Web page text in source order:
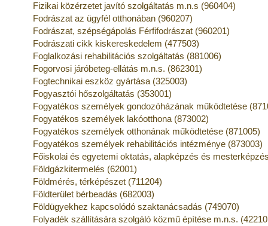
Fizikai közérzetet javító szolgáltatás m.n.s (960404)
Fodrászat az ügyfél otthonában (960207)
Fodrászat, szépségápolás Férfifodrászat (960201)
Fodrászati cikk kiskereskedelem (477503)
Foglalkozási rehabilitációs szolgáltatás (881006)
Fogorvosi járóbeteg-ellátás m.n.s. (862301)
Fogtechnikai eszköz gyártása (325003)
Fogyasztói hőszolgáltatás (353001)
Fogyatékos személyek gondozóházának működtetése
Fogyatékos személyek lakóotthona (873002)
Fogyatékos személyek otthonának működtetése (871005)
Fogyatékos személyek rehabilitációs intézménye (873003)
Főiskolai és egyetemi oktatás, alapképzés és
Földgázkitermelés (62001)
Földmérés, térképészet (711204)
Földterület bérbeadás (682003)
Földügyekhez kapcsolódó szaktanácsadás (749070)
Folyadék szállítására szolgáló közmű építése m.n.s.